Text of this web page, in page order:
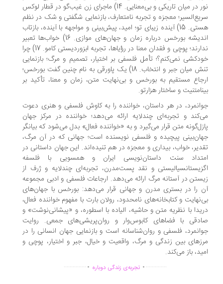
نور در میان تاریکی و بی‌معنایی. 14) ماجرای زن غیب‌گو در قطار لوکس
معجزه و تجربه نامتعارف، بازنمایی شگفتی و شک در نظم
هستی. 15) آینده زیباى تو؛ امید، پیش‌بینی و مواجهه با آینده، بازتاب
اندیشه بورخس درباره زمان و جهان‌های موازی. 16) خواب‌ها تعبیر
ندارند؛ پوچی و فقدان معنا در رؤیاها، تجربه ابزوردیستی کامو. 17) چرا
نمی‌کنم؟؛ تأمل فلسفی بر اختیار، تصمیم و مرگ؛ بازنمایی
تنش میان جبر و انتخاب. 18) یک پاورقی به نام چنین گفت بورخس؛
مستقیم به بورخس و بی‌نهایت متن، زمان و معنا، تأکید بر
و ساختار هزارتو.
در هر داستان، خواننده را به کاوش فلسفی و هنری دعوت
و تجربه‌ای چندلایه ارائه می‌دهد؛ خواننده در مرکز جهان
متن قرار می‌گیرد و به «خواننده فعال» بدل می‌شود که بیانگر
پیچیده و فلسفی نویسنده است؛ جهانی که در آن مرگ،
خواب، بیداری و معجزه در هم تنیده‌اند. این جهان داستانی در
سنت داستان‌نویسی ایران و همسویی با فلسفه
و نقد پست‌مدرن، تجربه‌ای چندلایه و ژرف از
در آستانه مرگ ارائه می‌دهد. ارجاعات فلسفی و ادبی مجموعه
را در بستری مدرن و جهانی قرار می‌دهد: بورخس با جهان‌های
و کتابخانه‌های نامحدود، رولان بارت با مفهوم خواننده‌ فعال،
با نظریه متن و حاشیه، الیاده با اسطوره، و «پیشانی‌نوشت» و
با فضاهای کابوس‌وار و روان‌پریشی‌های جمعی. روایت
فلسفی و روان‌شناسانه است و بازنمایی جهان انسانی را در
بین زندگی و مرگ، واقعیت و خیال، جبر و اختیار، پوچی و
باز می‌کند.
................تجربه‌ی زندگی دوباره ...............